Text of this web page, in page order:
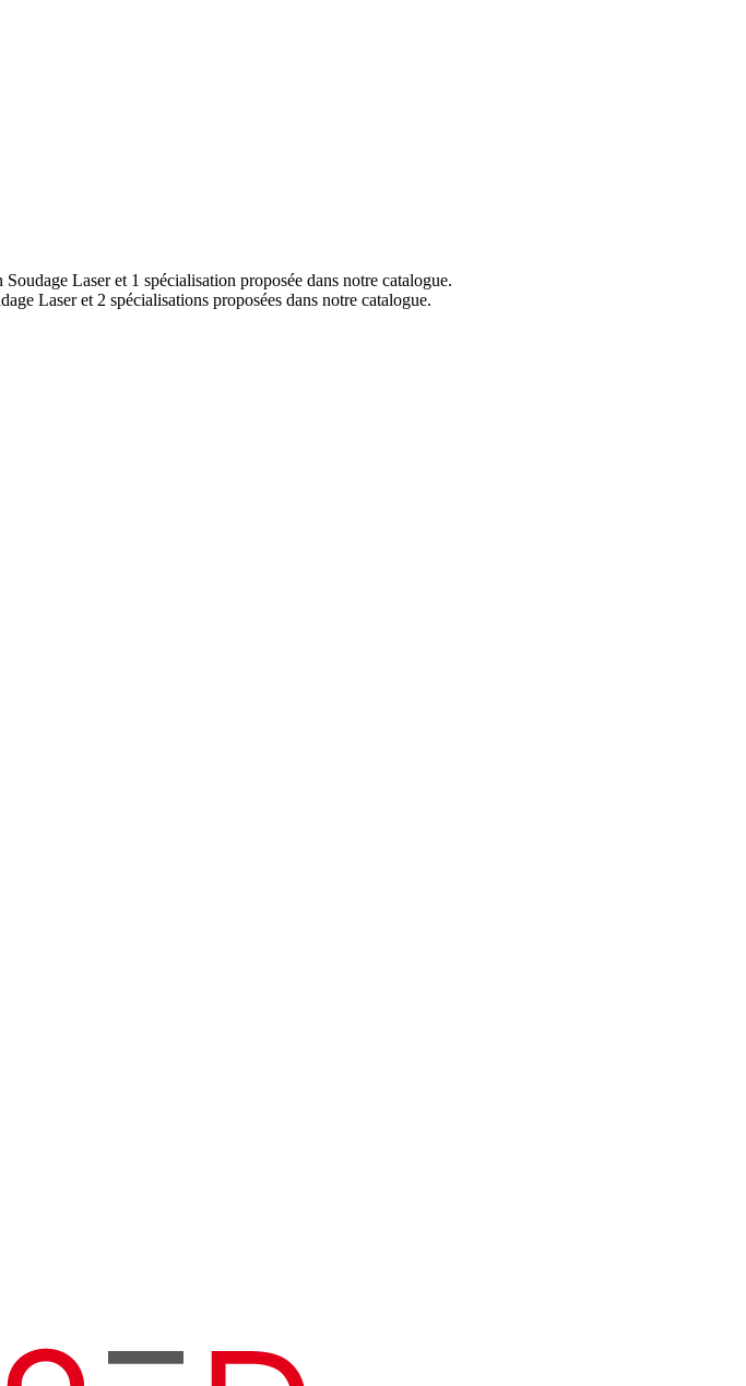
Laser et 1 spécialisation proposée dans notre catalogue.
Laser et 2 spécialisations proposées dans notre catalogue.